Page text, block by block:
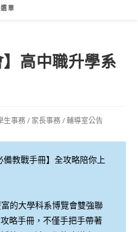
選單
】高中職升學系
生事務/ 家長事務/輔導室公告
教戰手冊】全攻略陪你上
的大學科系博覽會雙強聯
略手冊，不僅手把手帶著